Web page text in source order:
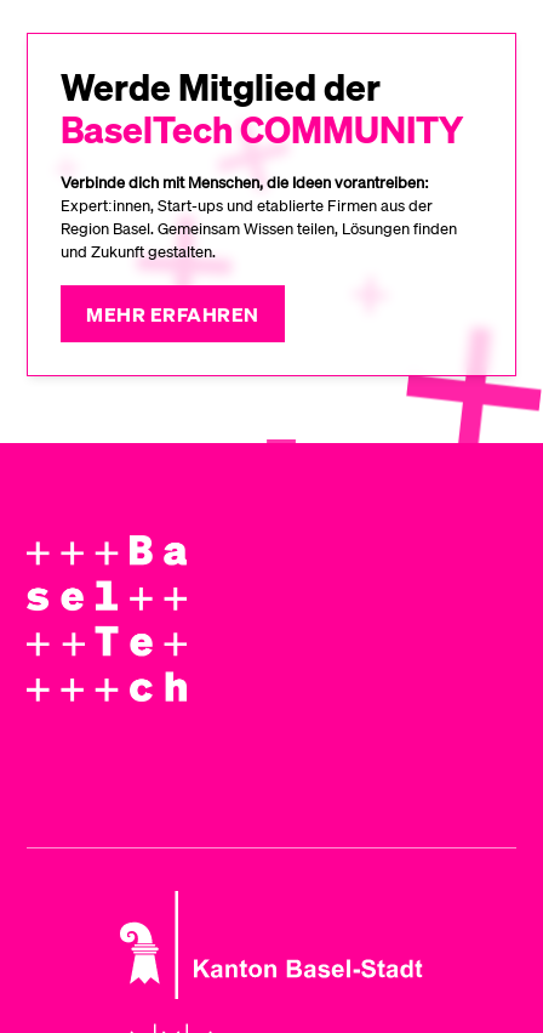
Werde Mitglied der
BaselTech COMMUNITY
Verbinde dich mit Menschen, die Ideen vorantreiben:
Expert:innen, Start-ups und etablierte Firmen aus der
Region Basel. Gemeinsam Wissen teilen, Lösungen finden
und Zukunft gestalten.
MEHR ERFAHREN